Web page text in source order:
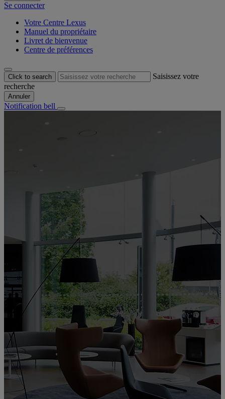
Se connecter
Votre Centre Lexus
Manuel du propriétaire
Livret de bienvenue
Centre de préférences
Click to search
Saisissez votre
recherche
Annuler
Notification bell
Bienvenue chez
RÉPARATEUR
AGRÉÉ LEXUS
- SNDA
TOUZALIN
f2a8fbce-df5d-4e61-81f3-b7827bb6621f